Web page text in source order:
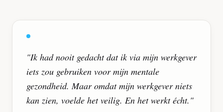
"Ik had nooit gedacht dat ik via mijn werkgever
iets zou gebruiken voor mijn mentale
gezondheid. Maar omdat mijn werkgever niets
kan zien, voelde het veilig. En het werkt écht."